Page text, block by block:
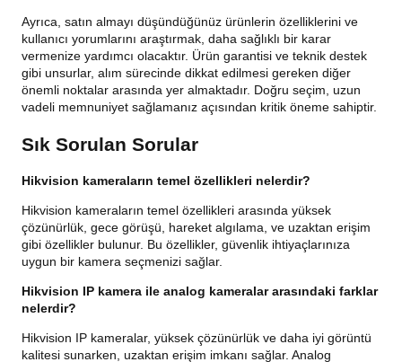
Ayrıca, satın almayı düşündüğünüz ürünlerin özelliklerini ve
kullanıcı yorumlarını araştırmak, daha sağlıklı bir karar
vermenize yardımcı olacaktır. Ürün garantisi ve teknik destek
gibi unsurlar, alım sürecinde dikkat edilmesi gereken diğer
önemli noktalar arasında yer almaktadır. Doğru seçim, uzun
vadeli memnuniyet sağlamanız açısından kritik öneme sahiptir.
Sık Sorulan Sorular
Hikvision kameraların temel özellikleri nelerdir?
Hikvision kameraların temel özellikleri arasında yüksek
çözünürlük, gece görüşü, hareket algılama, ve uzaktan erişim
gibi özellikler bulunur. Bu özellikler, güvenlik ihtiyaçlarınıza
uygun bir kamera seçmenizi sağlar.
Hikvision IP kamera ile analog kameralar arasındaki farklar
nelerdir?
Hikvision IP kameralar, yüksek çözünürlük ve daha iyi görüntü
kalitesi sunarken, uzaktan erişim imkanı sağlar. Analog